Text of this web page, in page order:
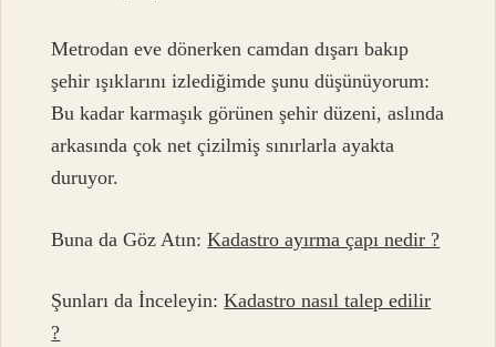
Metrodan eve dönerken camdan dışarı bakıp
şehir ışıklarını izlediğimde şunu düşünüyorum:
Bu kadar karmaşık görünen şehir düzeni, aslında
arkasında çok net çizilmiş sınırlarla ayakta
duruyor.
Buna da Göz Atın:Kadastro ayırma çapı nedir ?
Şunları da İnceleyin:Kadastro nasıl talep edilir
?